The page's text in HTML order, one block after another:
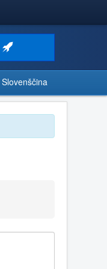
Slovenščina